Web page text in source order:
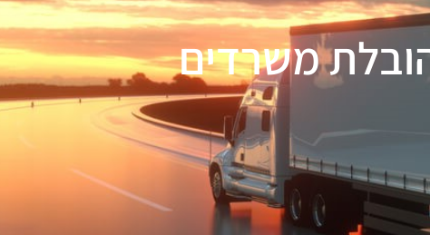
משרדים